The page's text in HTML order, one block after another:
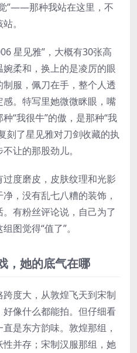
”——那种我站在这里，不
。
星见雅”，大概有30张高
柔和，换上的是凌厉的眼
服，佩刀在手，整个人透
。特写里她微微眯眼，嘴
“我很牛”的傲，是那种“我
刻了星见雅对刀剑收藏的执
让的那股劲儿。
度磨皮，皮肤纹理和光影
，没有乱七八糟的装饰，
有粉丝评论说，自己为了
图觉得“值了”。
，她的底气在哪
度大，从敦煌飞天到宋制
像什么都能拍。但仔细看
是东方韵味。敦煌那组，
并存；宋制汉服那组，她